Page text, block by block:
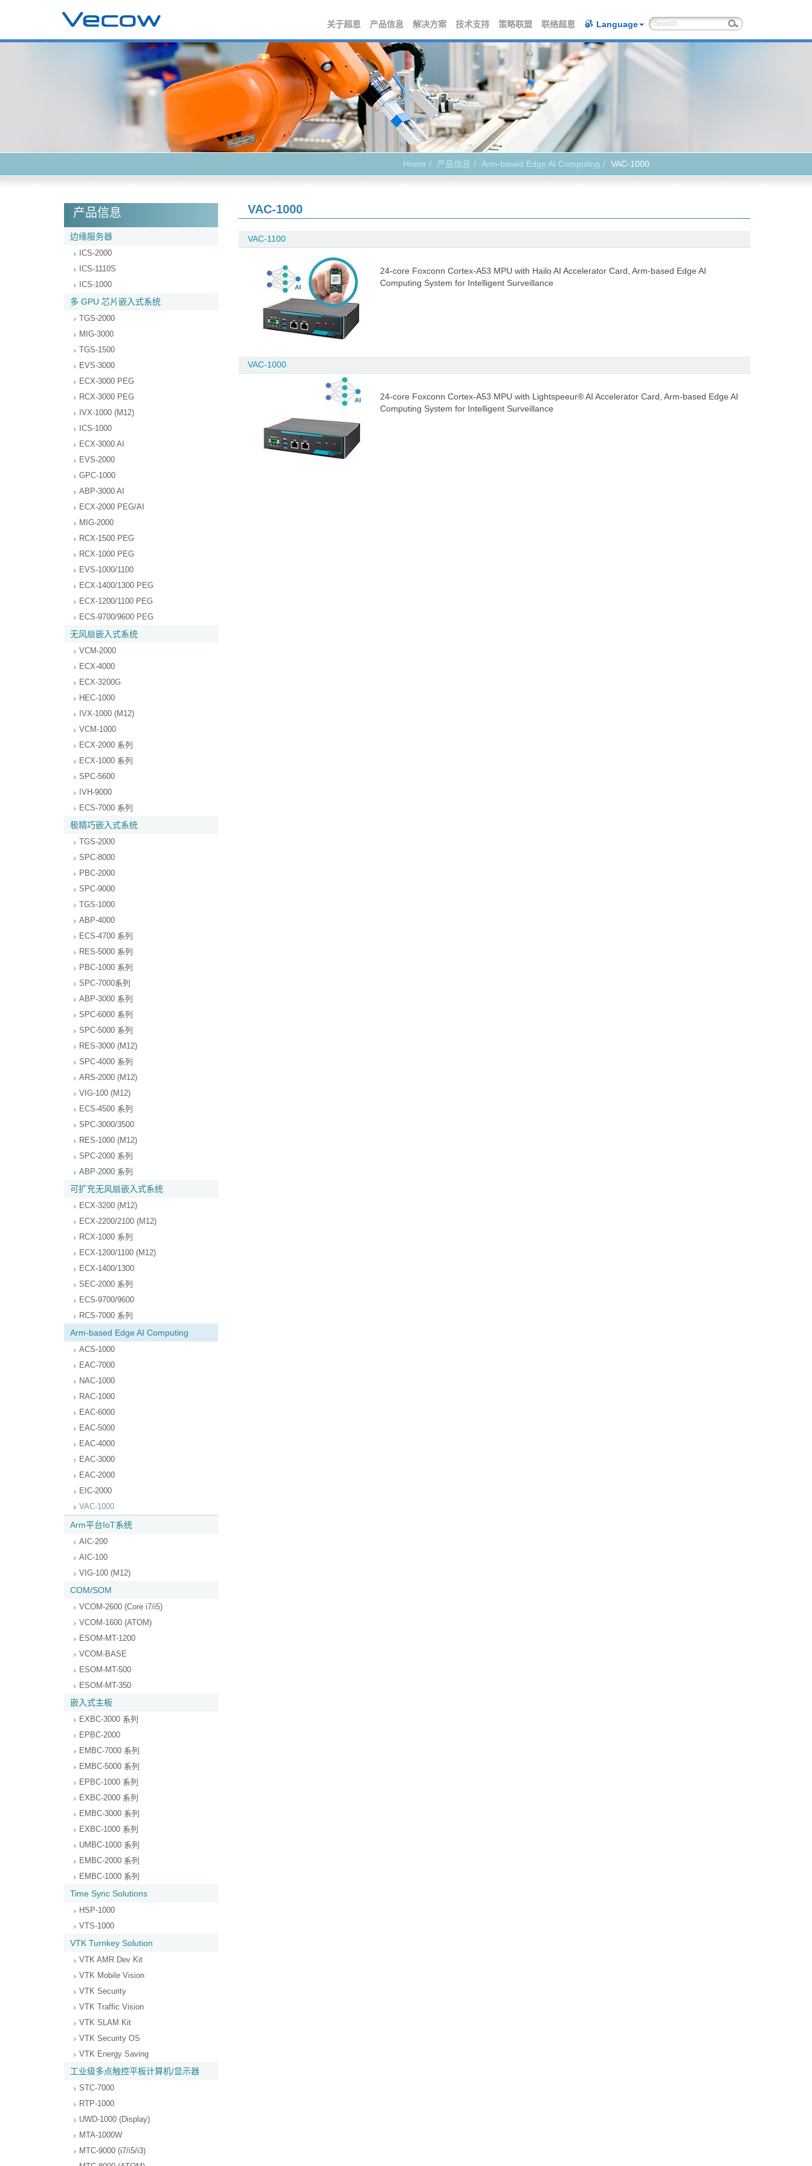
关于超恩 产品信息 解决方案 技术支持 策略联盟 联络超恩 Language
Home 产品信息 Arm-based Edge AI Computing VAC-1000
产品信息
边缘服务器
ICS-2000
ICS-1110S
ICS-1000
多 GPU 芯片嵌入式系统
TGS-2000
MIG-3000
TGS-1500
EVS-3000
ECX-3000 PEG
RCX-3000 PEG
IVX-1000 (M12)
ICS-1000
ECX-3000 AI
EVS-2000
GPC-1000
ABP-3000 AI
ECX-2000 PEG/AI
MIG-2000
RCX-1500 PEG
RCX-1000 PEG
EVS-1000/1100
ECX-1400/1300 PEG
ECX-1200/1100 PEG
ECS-9700/9600 PEG
无风扇嵌入式系统
VCM-2000
ECX-4000
ECX-3200G
HEC-1000
IVX-1000 (M12)
VCM-1000
ECX-2000 系列
ECX-1000 系列
SPC-5600
IVH-9000
ECS-7000 系列
极精巧嵌入式系统
TGS-2000
SPC-8000
PBC-2000
SPC-9000
TGS-1000
ABP-4000
ECS-4700 系列
RES-5000 系列
PBC-1000 系列
SPC-7000系列
ABP-3000 系列
SPC-6000 系列
SPC-5000 系列
RES-3000 (M12)
SPC-4000 系列
ARS-2000 (M12)
VIG-100 (M12)
ECS-4500 系列
SPC-3000/3500
RES-1000 (M12)
SPC-2000 系列
ABP-2000 系列
可扩充无风扇嵌入式系统
ECX-3200 (M12)
ECX-2200/2100 (M12)
RCX-1000 系列
ECX-1200/1100 (M12)
ECX-1400/1300
SEC-2000 系列
ECS-9700/9600
RCS-7000 系列
Arm-based Edge AI Computing
ACS-1000
EAC-7000
NAC-1000
RAC-1000
EAC-6000
EAC-5000
EAC-4000
EAC-3000
EAC-2000
EIC-2000
VAC-1000
Arm平台IoT系统
AIC-200
AIC-100
VIG-100 (M12)
COM/SOM
VCOM-2600 (Core i7/i5)
VCOM-1600 (ATOM)
ESOM-MT-1200
VCOM-BASE
ESOM-MT-500
ESOM-MT-350
嵌入式主板
EXBC-3000 系列
EPBC-2000
EMBC-7000 系列
EMBC-5000 系列
EPBC-1000 系列
EXBC-2000 系列
EMBC-3000 系列
EXBC-1000 系列
UMBC-1000 系列
EMBC-2000 系列
EMBC-1000 系列
Time Sync Solutions
HSP-1000
VTS-1000
VTK Turnkey Solution
VTK AMR Dev Kit
VTK Mobile Vision
VTK Security
VTK Traffic Vision
VTK SLAM Kit
VTK Security OS
VTK Energy Saving
工业级多点触控平板计算机/显示器
STC-7000
RTP-1000
UWD-1000 (Display)
MTA-1000W
MTC-9000 (i7/i5/i3)
VAC-1000
VAC-1100
24-core Foxconn Cortex-A53 MPU with Hailo AI Accelerator Card, Arm-based Edge AI
Computing System for Intelligent Surveillance
VAC-1000
24-core Foxconn Cortex-A53 MPU with Lightspeeur® AI Accelerator Card, Arm-based Edge AI
Computing System for Intelligent Surveillance